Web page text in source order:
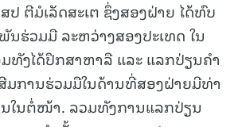
ຕີມໍເລັດສະເຕ ຊຶ່ງສອງຝ່າຍ ໄດ້ທົບ
ຮ່ວມມື ລະຫວ່າງສອງປະເທດ ໃນ
ທັງໄດ້ປຶກສາຫາລື ແລະ ແລກປ່ຽນຄໍາ
ມການຮ່ວມມືໃນດ້ານທີ່ສອງຝ່າຍມີທ່າ
ໃນຕໍ່ໜ້າ. ລວມທັງການແລກປ່ຽນ